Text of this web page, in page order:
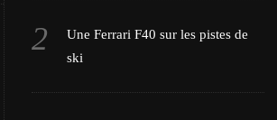
Une Ferrari F40 sur les pistes de
ski